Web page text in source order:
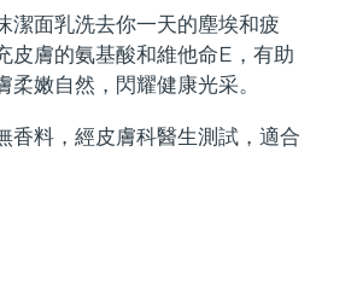
潔面乳洗去你一天的塵埃和疲
皮膚的氨基酸和維他命E，有助
柔嫩自然，閃耀健康光采。
香料，經皮膚科醫生測試，適合
護膚品
skincare
產品
aging treatments
護膚品
skincare
產品
treatments
產品
treatments
skincare
skincare
products
2 Pro Max
IPL hair removal device
2
2 body
body toning
4 body
眼部護理
預計送達日期 8/15/26